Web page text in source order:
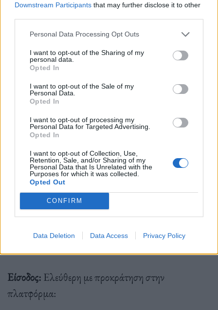
Downstream Participants that may further disclose it to other
Personal Data Processing Opt Outs
I want to opt-out of the Sharing of my
personal data.
Opted In
I want to opt-out of the Sale of my
Personal Data.
Opted In
I want to opt-out of processing my
Personal Data for Targeted Advertising.
Opted In
I want to opt-out of Collection, Use,
Retention, Sale, and/or Sharing of my
Personal Data that Is Unrelated with the
Purposes for which it was collected.
Opted Out
CONFIRM
Data Deletion Data Access Privacy Policy
Χώρος: The Ellinikon Experience Centre
Instagram
https://www.instagram.com/
Facebook
https://www.facebook.com/TheEllinikon
YouTube:
https://www.youtube.com/TheEllinikon
#TheEllinikon #ExperiencePark
#ExperienceCentre#EllinikonMoments #Talks
Είσοδος: Ελεύθερη με προκράτηση στην
πλατφόρμα: